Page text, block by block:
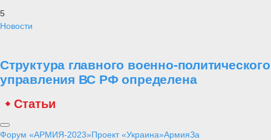
5
Новости
Структура главного военно-политического
управления ВС РФ определена
Статьи
Форум «АРМИЯ-2023»Проект «Украина»АрмияЗа